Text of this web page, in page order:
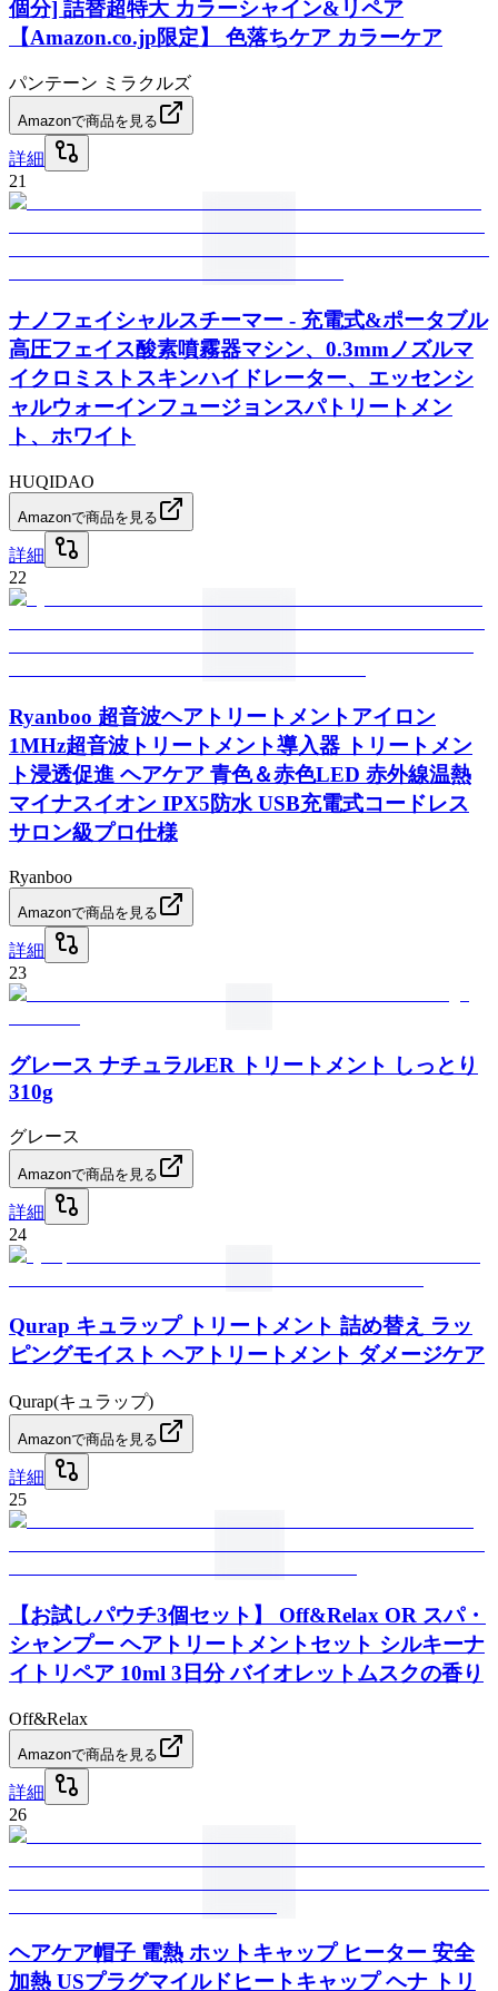
個分] 詰替超特大 カラーシャイン&リペア
【Amazon.co.jp限定】 色落ちケア カラーケア
パンテーン ミラクルズ
Amazonで商品を見る
詳細
21
ナノフェイシャルスチーマー - 充電式&ポータブル
高圧フェイス酸素噴霧器マシン、0.3mmノズルマ
イクロミストスキンハイドレーター、エッセンシ
ャルウォーインフュージョンスパトリートメン
ト、ホワイト
HUQIDAO
Amazonで商品を見る
詳細
22
Ryanboo 超音波ヘアトリートメントアイロン
1MHz超音波トリートメント導入器 トリートメン
ト浸透促進 ヘアケア 青色＆赤色LED 赤外線温熱
マイナスイオン IPX5防水 USB充電式コードレス
サロン級プロ仕様
Ryanboo
Amazonで商品を見る
詳細
23
グレース ナチュラルER トリートメント しっとり
310g
グレース
Amazonで商品を見る
詳細
24
Qurap キュラップ トリートメント 詰め替え ラッ
ピングモイスト ヘアトリートメント ダメージケア
Qurap(キュラップ)
Amazonで商品を見る
詳細
25
【お試しパウチ3個セット】 Off&Relax OR スパ・
シャンプー ヘアトリートメントセット シルキーナ
イトリペア 10ml 3日分 バイオレットムスクの香り
Off&Relax
Amazonで商品を見る
詳細
26
ヘアケア帽子 電熱 ホットキャップ ヒーター 安全
加熱 USプラグマイルドヒートキャップ ヘナ トリ